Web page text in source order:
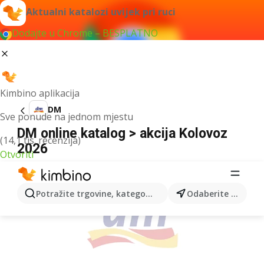
Aktualni katalozi uvijek pri ruci
Dodajte u Chrome – BESPLATNO
Kimbino aplikacija
Sve ponude na jednom mjestu
(14,1 tis. recenzija)
Otvoriti
Potražite trgovine, kategorije, proizvode... Odaberite grad
DM
DM online katalog > akcija Kolovoz
2026